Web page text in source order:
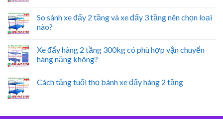
So sánh xe đẩy 2 tầng và xe đẩy 3 tầng nên chọn loại
nào?
Xe đẩy hàng 2 tầng 300kg có phù hợp vận chuyển
hàng nặng không?
Cách tăng tuổi thọ bánh xe đẩy hàng 2 tầng